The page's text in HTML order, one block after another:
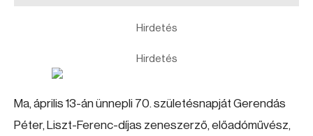
Hirdetés
Hirdetés
Ma, április 13-án ünnepli 70. születésnapját Gerendás
Péter, Liszt-Ferenc-díjas zeneszerző, előadóművész,